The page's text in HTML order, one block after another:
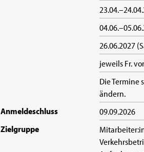
26.06.2027
jeweils Fr.
Die
ändern.
Anmeldeschluss
09.09.2026
Zielgruppe